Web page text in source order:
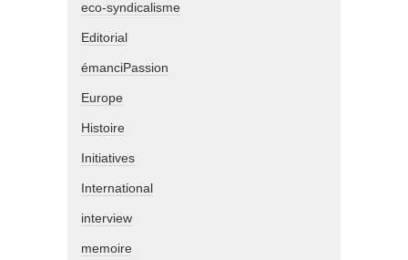
eco-syndicalisme
Editorial
émanciPassion
Europe
Histoire
Initiatives
International
interview
memoire